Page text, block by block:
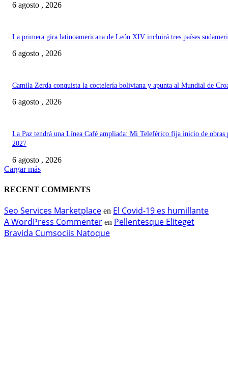
6 agosto , 2026
La primera gira latinoamericana de León XIV incluirá tres países
6 agosto , 2026
Camila Zerda conquista la coctelería boliviana y apunta al Mundial de
6 agosto , 2026
La Paz tendrá una Línea Café ampliada: Mi Teleférico fija inicio de obras
2027
6 agosto , 2026
Cargar más
RECENT COMMENTS
Seo Services Marketplace en El Covid-19 es humillante
A WordPress Commenter en Pellentesque Eliteget
Bravida Cumsociis Natoque